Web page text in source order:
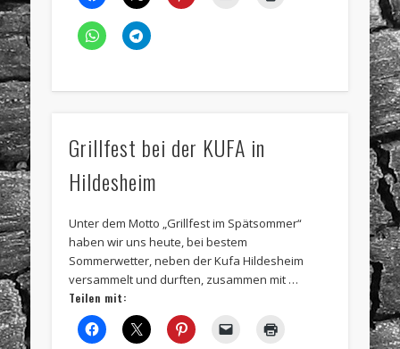
Grillfest bei der KUFA in
Hildesheim
Unter dem Motto „Grillfest im Spätsommer“
haben wir uns heute, bei bestem
Sommerwetter, neben der Kufa Hildesheim
versammelt und durften, zusammen mit …
Teilen mit: